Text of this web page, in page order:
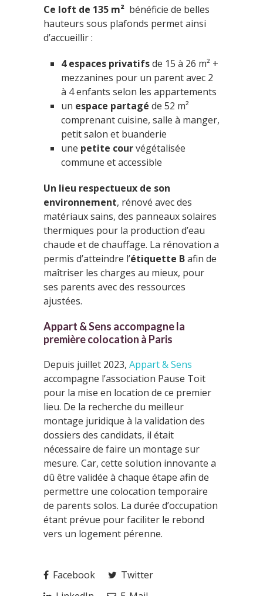
Ce loft de 135 m² bénéficie de belles
hauteurs sous plafonds permet ainsi
d’accueillir :
4 espaces privatifsde 15 à 26 m² +
mezzanines pour un parent avec 2
à 4 enfants selon les appartements
un espace partagé de 52 m²
comprenant cuisine, salle à manger,
petit salon et buanderie
une petite courvégétalisée
commune et accessible
Un lieu respectueux de son
environnement, rénové avec des
matériaux sains, des panneaux solaires
thermiques pour la production d’eau
chaude et de chauffage. La rénovation a
permis d’atteindre l’étiquette Bafin de
maîtriser les charges au mieux, pour
ses parents avec des ressources
ajustées.
Appart & Sens accompagne la
première colocation à Paris
Depuis juillet 2023, Appart & Sens
accompagne l’association Pause Toit
pour la mise en location de ce premier
lieu. De la recherche du meilleur
montage juridique à la validation des
dossiers des candidats, il était
nécessaire de faire un montage sur
mesure. Car, cette solution innovante a
dû être validée à chaque étape afin de
permettre une colocation temporaire
de parents solos. La durée d’occupation
étant prévue pour faciliter le rebond
vers un logement pérenne.
Facebook
Twitter